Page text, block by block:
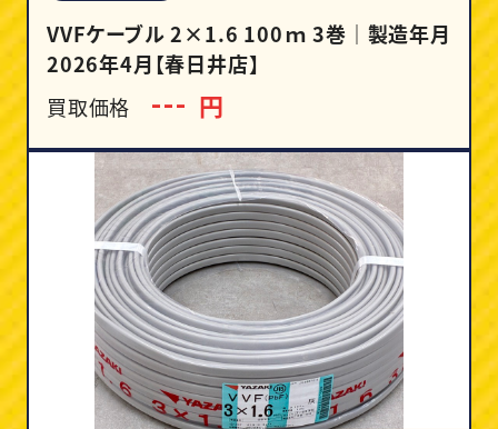
VVFケーブル 2×1.6 100ｍ 3巻｜製造年月
2026年4月【春日井店】
買取価格
--- 円